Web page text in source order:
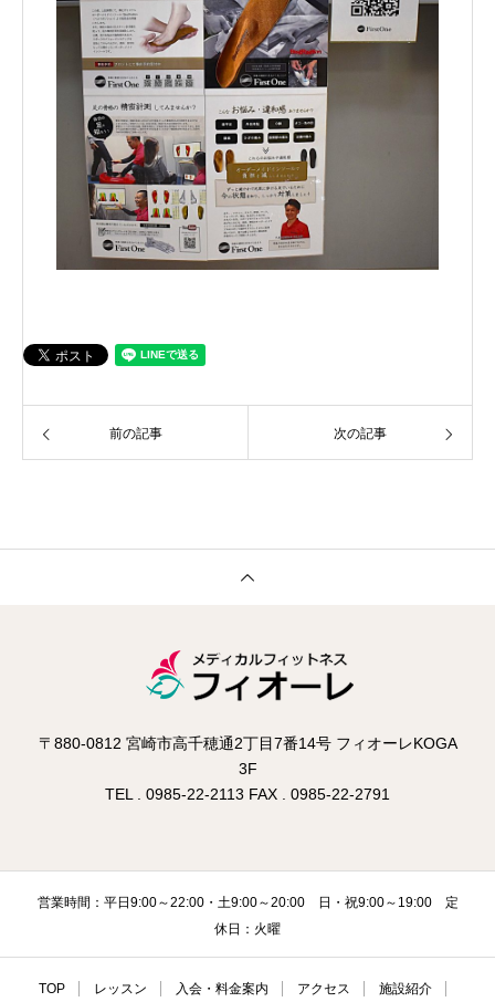
前の記事 次の記事
〒880-0812 宮崎市高千穂通2丁目7番14号 フィオーレKOGA
3F
TEL . 0985-22-2113 FAX . 0985-22-2791
営業時間：平日9:00～22:00・土9:00～20:00 日・祝9:00～19:00 定
休日：火曜
TOP レッスン 入会・料金案内 アクセス 施設紹介